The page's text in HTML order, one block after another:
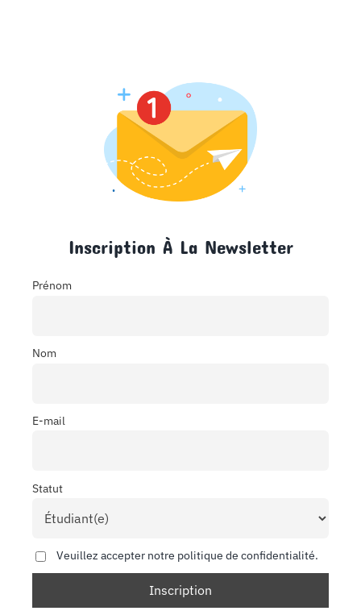
Inscription À La Newsletter
Prénom
Nom
E-mail
Statut
Veuillez accepter notre politique de confidentialité.